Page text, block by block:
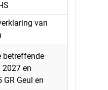
van
betreffende
en
Geul en